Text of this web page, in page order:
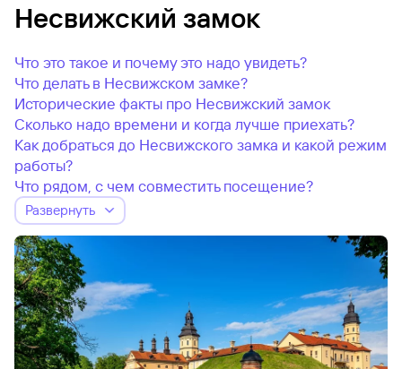
Несвижский замок
Что это такое и почему это надо увидеть?
Что делать в Несвижском замке?
Исторические факты про Несвижский замок
Сколько надо времени и когда лучше приехать?
Как добраться до Несвижского замка и какой режим
работы?
Что рядом, с чем совместить посещение?
Развернуть